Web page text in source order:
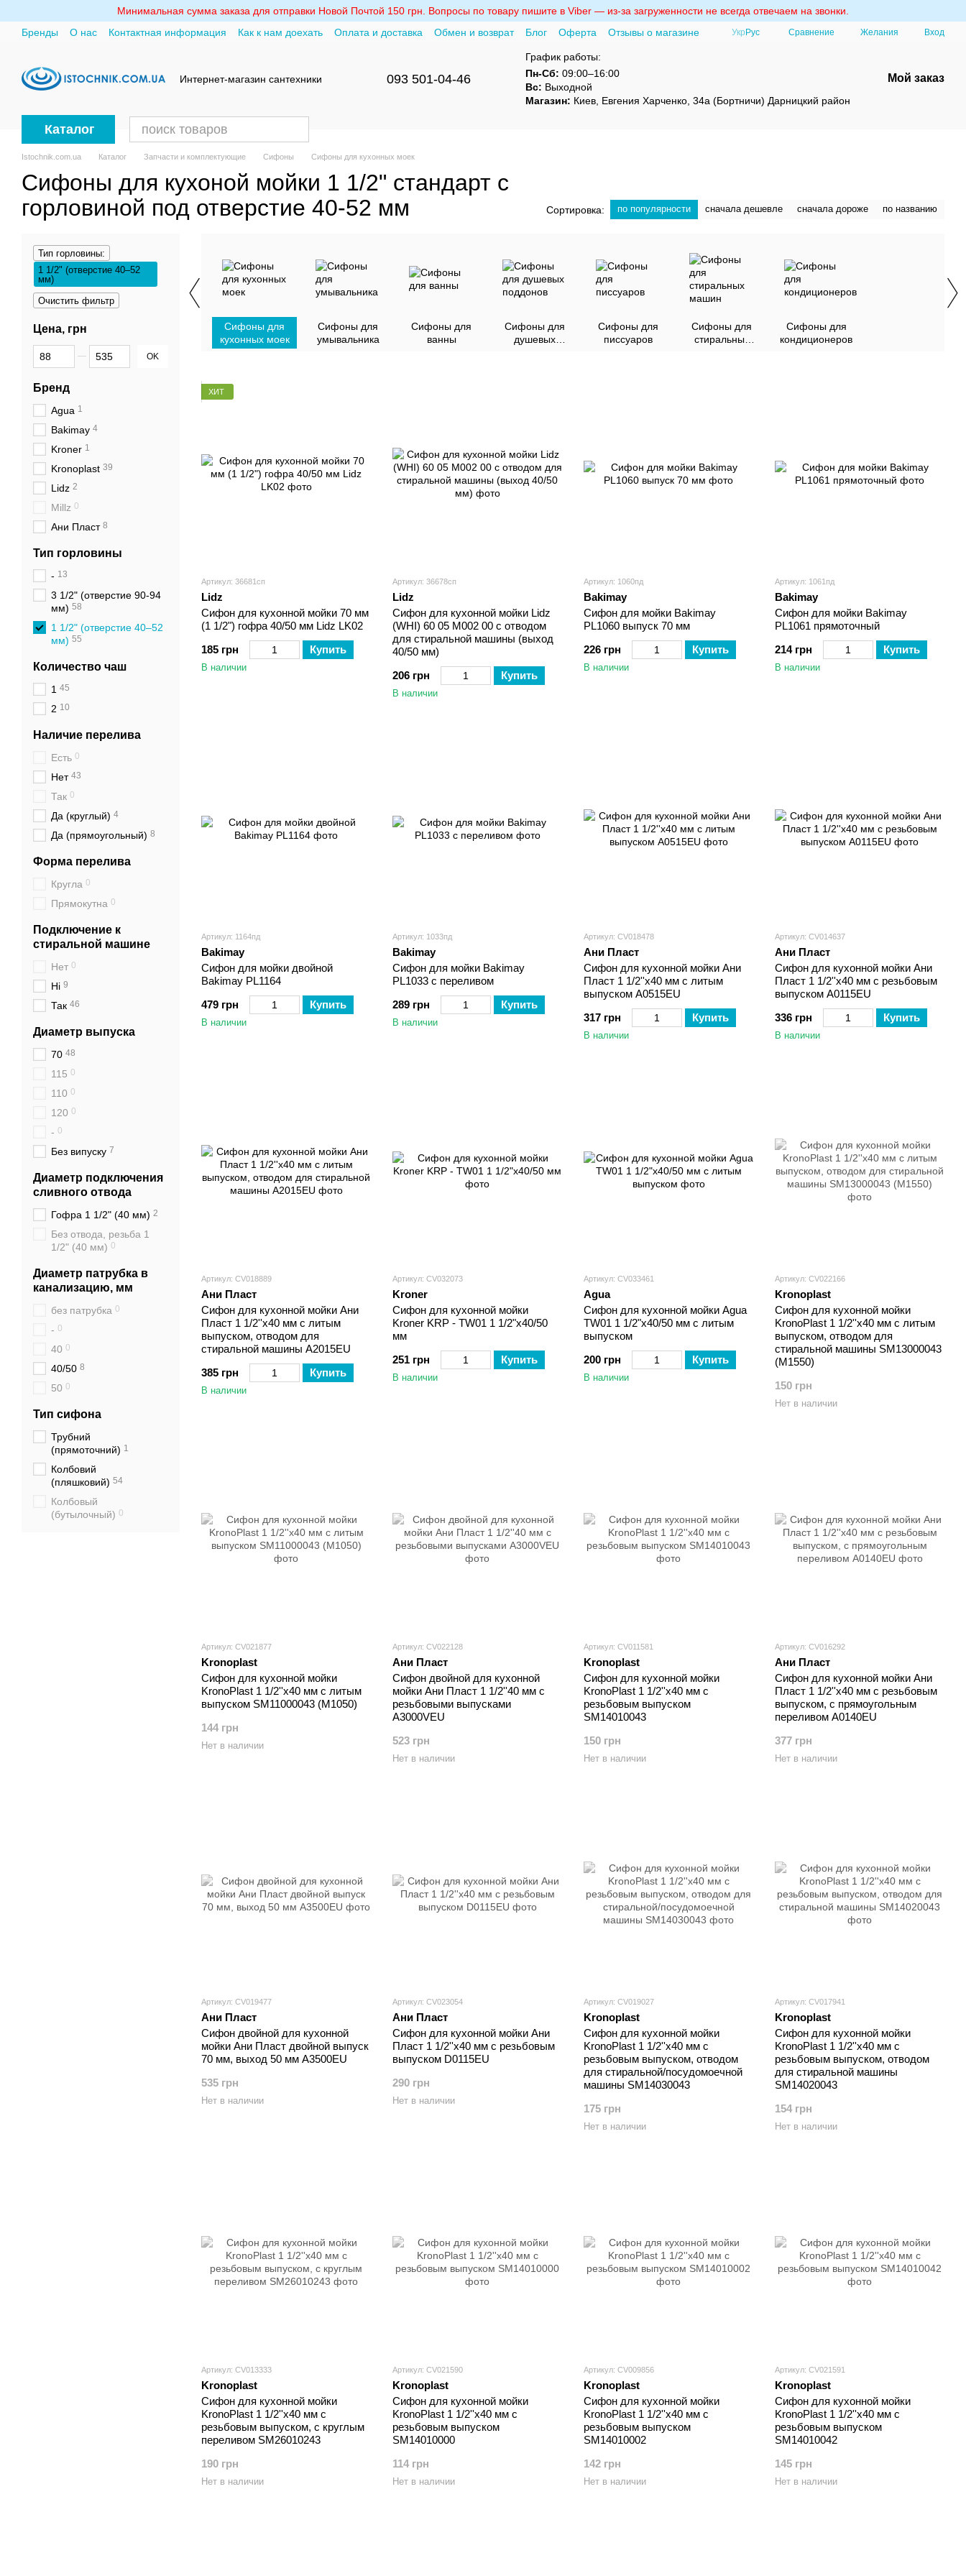
Перейти к основному контентуМинимальная сумма заказа для отправки Новой Почтой 150 грн. Вопросы по товару пишите в Viber — из-за загруженности не всегда отвечаем на звонки.
Бренды
О нас Контактная информация Как к нам доехать Оплата и доставка Обмен и возврат Блог Оферта
Отзывы о магазине
Укр Рус Сравнение Желания Вход
Интернет-магазин сантехники 093 501-04-46
График работы:
Пн-Сб: 09:00–16:00
Вс: Выходной
Магазин: Киев, Евгения Харченко, 34а (Бортничи) Дарницкий район
Мой заказ
Каталог
Istochnik.com.ua Каталог Запчасти и комплектующие Сифоны Сифоны для кухонных моек
Сифоны для кухоной мойки 1 1/2" стандарт с
горловиной под отверстие 40-52 мм
Сортировка: по популярности сначала дешевле сначала дороже по названию
Сифоны для
кухонных моек
Сифоны для
умывальника
Сифоны для
ванны
Сифоны для
душевых
Сифоны для
писсуаров
Сифоны для
стиральных
Сифоны для
кондиционеров
ХИТ
Артикул: 36681сп
Lidz
Сифон для кухонной мойки 70 мм
(1 1/2") гофра 40/50 мм Lidz LK02
185 грн
Купить
В наличии
Артикул: 36678сп
Lidz
Сифон для кухонной мойки Lidz
(WHI) 60 05 M002 00 с отводом
для стиральной машины (выход
40/50 мм)
206 грн
Купить
В наличии
Артикул: 1060пд
Bakimay
Сифон для мойки Bakimay
PL1060 выпуск 70 мм
226 грн
Купить
В наличии
Артикул: 1061пд
Bakimay
Сифон для мойки Bakimay
PL1061 прямоточный
214 грн
Купить
В наличии
Артикул: 1164пд
Bakimay
Сифон для мойки двойной
Bakimay PL1164
479 грн
Купить
В наличии
Артикул: 1033пд
Bakimay
Сифон для мойки Bakimay
PL1033 с переливом
289 грн
Купить
В наличии
Артикул: CV018478
Ани Пласт
Сифон для кухонной мойки Ани
Пласт 1 1/2''х40 мм с литым
выпуском А0515EU
317 грн
Купить
В наличии
Артикул: CV014637
Ани Пласт
Сифон для кухонной мойки Ани
Пласт 1 1/2''х40 мм с резьбовым
выпуском A0115EU
336 грн
Купить
В наличии
Артикул: CV018889
Ани Пласт
Сифон для кухонной мойки Ани
Пласт 1 1/2''х40 мм с литым
выпуском, отводом для
стиральной машины А2015EU
385 грн
Купить
В наличии
Артикул: CV032073
Kroner
Сифон для кухонной мойки
Kroner KRP - TW01 1 1/2"х40/50
мм
251 грн
Купить
В наличии
Артикул: CV033461
Agua
Сифон для кухонной мойки Agua
TW01 1 1/2"х40/50 мм с литым
выпуском
200 грн
Купить
В наличии
Артикул: CV022166
Kronoplast
Сифон для кухонной мойки
KronoPlast 1 1/2''х40 мм с литым
выпуском, отводом для
стиральной машины SM13000043
(М1550)
150 грн
Нет в наличии
Артикул: CV021877
Kronoplast
Сифон для кухонной мойки
KronoPlast 1 1/2''х40 мм с литым
выпуском SM11000043 (М1050)
144 грн
Нет в наличии
Артикул: CV022128
Ани Пласт
Сифон двойной для кухонной
мойки Ани Пласт 1 1/2''40 мм с
резьбовыми выпусками
A3000VEU
523 грн
Нет в наличии
Артикул: CV011581
Kronoplast
Сифон для кухонной мойки
KronoPlast 1 1/2''х40 мм с
резьбовым выпуском
SM14010043
150 грн
Нет в наличии
Артикул: CV016292
Ани Пласт
Сифон для кухонной мойки Ани
Пласт 1 1/2''х40 мм с резьбовым
выпуском, с прямоугольным
переливом A0140EU
377 грн
Нет в наличии
Артикул: CV019477
Ани Пласт
Сифон двойной для кухонной
мойки Ани Пласт двойной выпуск
70 мм, выход 50 мм A3500EU
535 грн
Нет в наличии
Артикул: CV023054
Ани Пласт
Сифон для кухонной мойки Ани
Пласт 1 1/2''х40 мм с резьбовым
выпуском D0115EU
290 грн
Нет в наличии
Артикул: CV019027
Kronoplast
Сифон для кухонной мойки
KronoPlast 1 1/2''х40 мм с
резьбовым выпуском, отводом
для стиральной/посудомоечной
машины SM14030043
175 грн
Нет в наличии
Артикул: CV017941
Kronoplast
Сифон для кухонной мойки
KronoPlast 1 1/2''х40 мм с
резьбовым выпуском, отводом
для стиральной машины
SM14020043
154 грн
Нет в наличии
Артикул: CV013333
Kronoplast
Сифон для кухонной мойки
KronoPlast 1 1/2''х40 мм с
резьбовым выпуском, с круглым
переливом SM26010243
190 грн
Нет в наличии
Артикул: CV021590
Kronoplast
Сифон для кухонной мойки
KronoPlast 1 1/2''х40 мм с
резьбовым выпуском
SM14010000
114 грн
Нет в наличии
Артикул: CV009856
Kronoplast
Сифон для кухонной мойки
KronoPlast 1 1/2''х40 мм с
резьбовым выпуском
SM14010002
142 грн
Нет в наличии
Артикул: CV021591
Kronoplast
Сифон для кухонной мойки
KronoPlast 1 1/2''х40 мм с
резьбовым выпуском
SM14010042
145 грн
Нет в наличии
Тип горловины:
1 1/2" (отверстие 40–52
мм)
Очистить фильтр
Цена, грн
От Цена, грн
До Цена, грн OK
Бренд
Agua 1
Bakimay 4
Kroner 1
Kronoplast 39
Lidz 2
Millz 0
Ани Пласт 8
Тип горловины
- 13
3 1/2" (отверстие 90-94
мм) 58
1 1/2" (отверстие 40–52
мм) 55
Количество чаш
1 45
2 10
Наличие перелива
Есть 0
Нет 43
Так 0
Да (круглый) 4
Да (прямоугольный) 8
Форма перелива
Кругла 0
Прямокутна 0
Подключение к
стиральной машине
Нет 0
Ні 9
Так 46
Диаметр выпуска
70 48
115 0
110 0
120 0
- 0
Без випуску 7
Диаметр подключения
сливного отвода
Гофра 1 1/2" (40 мм) 2
Без отвода, резьба 1
1/2" (40 мм) 0
Диаметр патрубка в
канализацию, мм
без патрубка 0
- 0
40 0
40/50 8
50 0
Тип сифона
Трубний
(прямоточний) 1
Колбовий
(пляшковий) 54
Колбовый
(бутылочный) 0